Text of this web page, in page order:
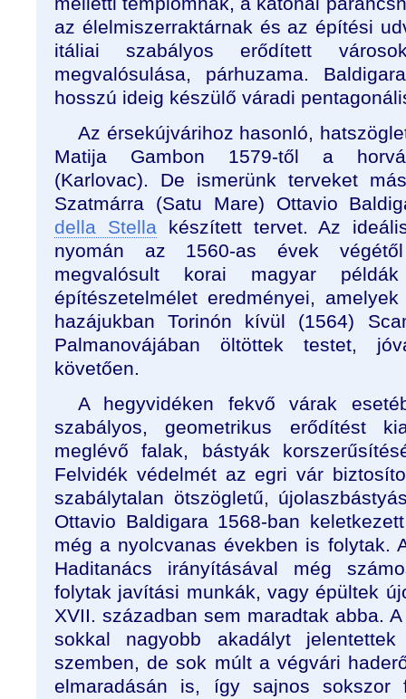
az élelmiszerraktárnak és az építési
itáliai szabályos erődített
megvalósulása, párhuzama.
hosszú ideig készülő váradi
Az érsekújvárihoz hasonló,
Matija Gambon 1579-től a
(Karlovac). De ismerünk terveket
Szatmárra (Satu Mare) Ottavio
della Stellakészített tervet. Az
nyomán az 1560-as évek
megvalósult korai magyar
építészetelmélet eredményei,
hazájukban Torinón kívül (1564)
Palmanovájában öltöttek testet,
követően.
A hegyvidéken fekvő várak
szabályos, geometrikus erődítést
meglévő falak, bástyák
Felvidék védelmét az egri vár
szabálytalan ötszögletű,
Ottavio Baldigara 1568-ban
még a nyolcvanas években is folytak.
Haditanács irányításával még
folytak javítási munkák, vagy épültek
XVII. században sem maradtak abba.
sokkal nagyobb akadályt
szemben, de sok múlt a végvári
elmaradásán is, így sajnos sokszor